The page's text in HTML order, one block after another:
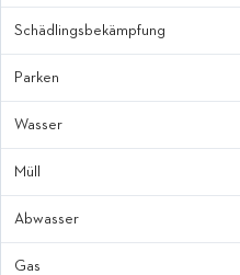
Schädlingsbekämpfung
Parken
Wasser
Müll
Abwasser
Gas